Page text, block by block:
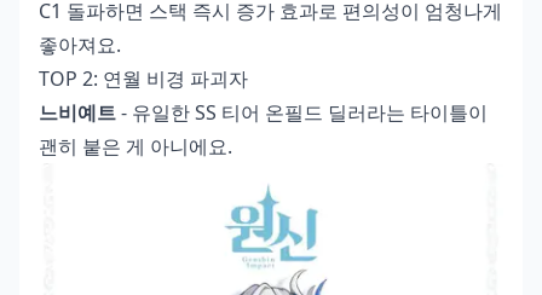
C1 돌파하면 스택 즉시 증가 효과로 편의성이 엄청나게
좋아져요.
TOP 2: 연월 비경 파괴자
느비예트- 유일한 SS 티어 온필드 딜러라는 타이틀이
괜히 붙은 게 아니에요.